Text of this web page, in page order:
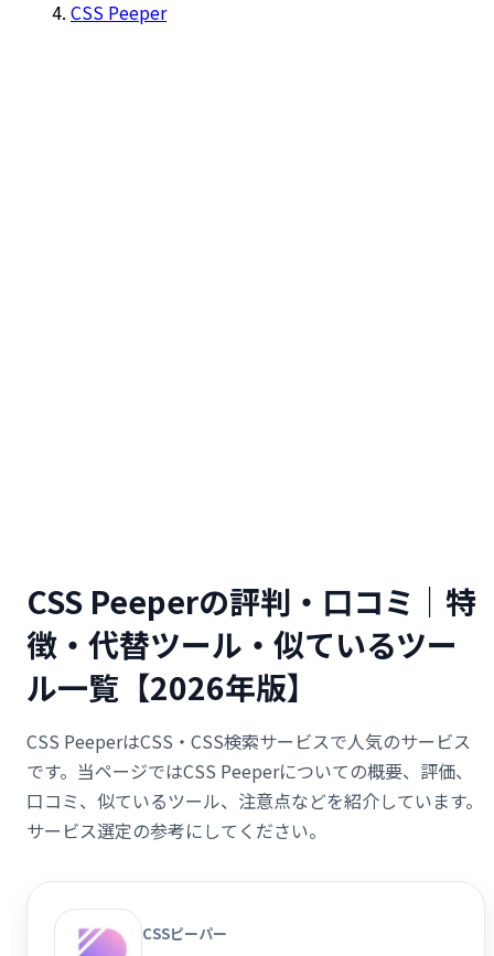
CSS Peeper
CSS Peeperの評判・口コミ｜特
徴・代替ツール・似ているツー
ル一覧【2026年版】
CSS PeeperはCSS・CSS検索サービスで人気のサービス
です。当ページではCSS Peeperについての概要、評価、
口コミ、似ているツール、注意点などを紹介しています。
サービス選定の参考にしてください。
CSSピーパー